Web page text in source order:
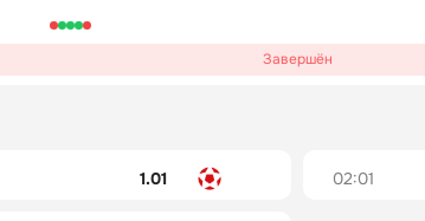
Завершён
1.01 02:01